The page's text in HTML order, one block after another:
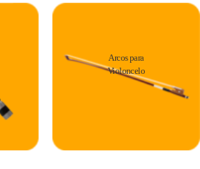
Arcos para
Violoncelo